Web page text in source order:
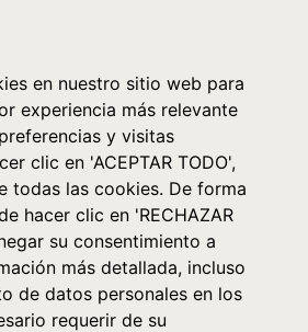
en nuestro sitio web para
experiencia más relevante
y visitas
clic en 'ACEPTAR TODO',
todas las cookies. De forma
hacer clic en 'RECHAZAR
su consentimiento a
más detallada, incluso
de datos personales en los
requerir de su